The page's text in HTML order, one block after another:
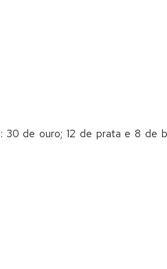
30 de ouro; 12 de prata e 8 de